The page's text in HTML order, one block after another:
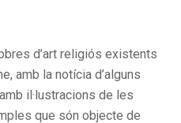
d’art religiós existents
amb la notícia d’alguns
il·lustracions de les
que són objecte de